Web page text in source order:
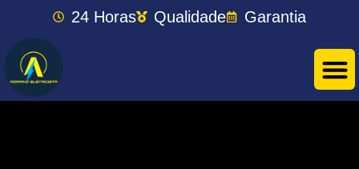
24 Horas Qualidade Garantia